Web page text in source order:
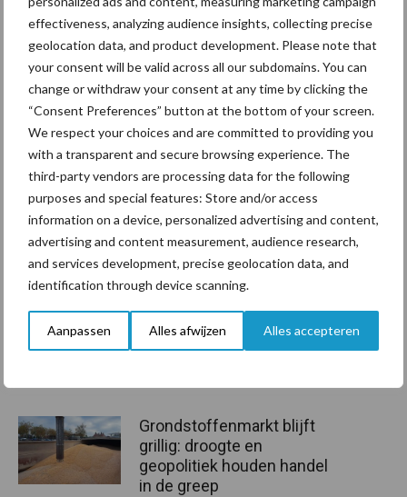
effectiveness, analyzing audience insights, collecting precise
geolocation data, and product development. Please note that
your consent will be valid across all our subdomains. You can
change or withdraw your consent at any time by clicking the
“Consent Preferences” button at the bottom of your screen.
We respect your choices and are committed to providing you
with a transparent and secure browsing experience. The
third-party vendors are processing data for the following
purposes and special features: Store and/or access
information on a device, personalized advertising and content,
advertising and content measurement, audience research,
and services development, precise geolocation data, and
identification through device scanning.
Aanpassen Alles afwijzen Alles accepteren
een hoger kolfaandeel en daarmee een hoger zetmeelgehalte en
voederwaarde opleveren. Ook de afrijping verloopt bij een
hogere temperatuur sneller waardoor er eerder geoogst kan
worden. Uit ouder onderzoek komt naar voren dat de
temperatuursom (temperatuur vanaf >6oC, gemeten vanaf de
dag van zaai) een goede graadmeter is voor de ontwikkeling van
de maisplant. Globaal kan worden gesteld dat snijmais oogstrijp is
wanneer de totale temperatuursom in de buurt komt van
In de app van de maismonitor vermeldt Agrifirm wekelijks de
temperatuursom, dus doe daar je voordeel mee om het juiste
oogstmoment in te schatten.
Bron:Agrifirm
Grondstoffenmarkt blijft
grillig: droogte en
geopolitiek houden handel
in de greep